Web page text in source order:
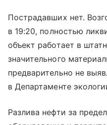
Пострадавших нет.
в 19:20, полностью
объект работает в
значительного
предварительно не
в Департаменте
Разлива нефти за